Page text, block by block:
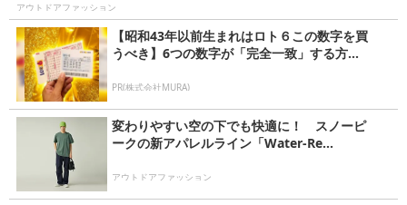
アウトドアファッション
【昭和43年以前生まれはロト６この数字を買
うべき】6つの数字が「完全一致」する方...
PR(株式会社MURA)
変わりやすい空の下でも快適に！ スノーピ
ークの新アパレルライン「Water-Re...
アウトドアファッション